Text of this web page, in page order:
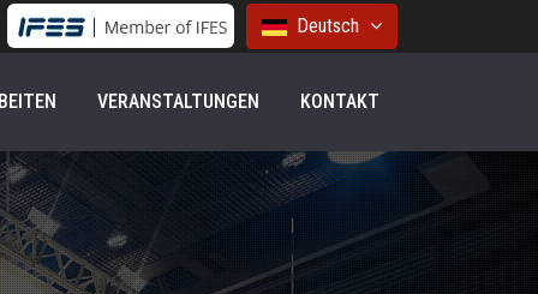
Deutsch
VERANSTALTUNGEN KONTAKT